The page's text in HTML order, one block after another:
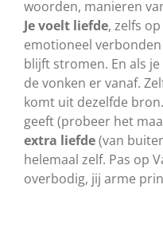
woorden, manieren
Je voelt liefde, zelfs
emotioneel
blijft stromen. En als
de vonken er vanaf.
komt uit dezelfde
geeft (probeer het
extra liefde(van
helemaal zelf. Pas op
overbodig, jij arme